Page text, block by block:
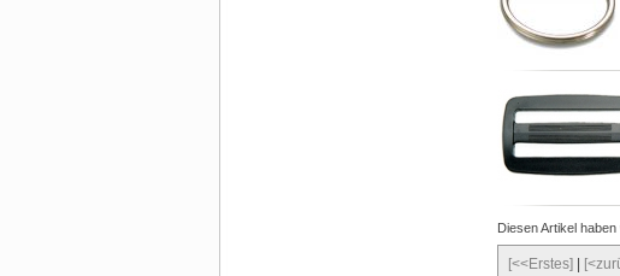
Diesen Artikel
[<<Erstes]